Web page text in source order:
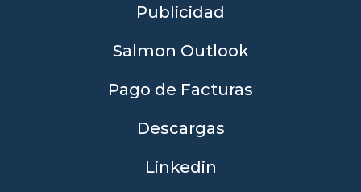
Publicidad
Salmon Outlook
Pago de Facturas
Descargas
Linkedin